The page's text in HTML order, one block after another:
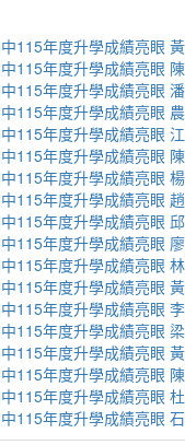
115年度升學成績亮眼
115年度升學成績亮眼
115年度升學成績亮眼
115年度升學成績亮眼
115年度升學成績亮眼
115年度升學成績亮眼
115年度升學成績亮眼
115年度升學成績亮眼
115年度升學成績亮眼
115年度升學成績亮眼
115年度升學成績亮眼
115年度升學成績亮眼
115年度升學成績亮眼
115年度升學成績亮眼
115年度升學成績亮眼
115年度升學成績亮眼
115年度升學成績亮眼
115年度升學成績亮眼